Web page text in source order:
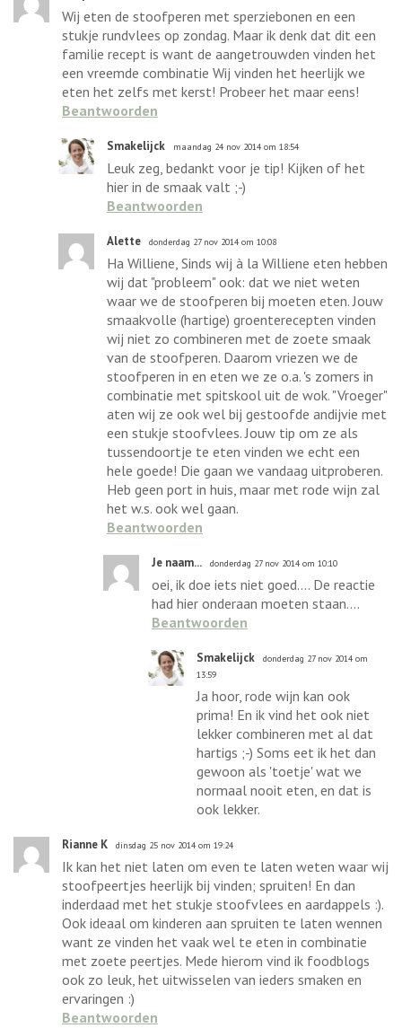
Wij eten de stoofperen met sperziebonen en een
stukje rundvlees op zondag. Maar ik denk dat dit een
familie recept is want de aangetrouwden vinden het
een vreemde combinatie Wij vinden het heerlijk we
eten het zelfs met kerst! Probeer het maar eens!
Beantwoorden
Smakelijck maandag 24 nov 2014 om 18:54
Leuk zeg, bedankt voor je tip! Kijken of het
hier in de smaak valt ;-)
Beantwoorden
Alette donderdag 27 nov 2014 om 10:08
Ha Williene, Sinds wij à la Williene eten hebben
wij dat "probleem" ook: dat we niet weten
waar we de stoofperen bij moeten eten. Jouw
smaakvolle (hartige) groenterecepten vinden
wij niet zo combineren met de zoete smaak
van de stoofperen. Daarom vriezen we de
stoofperen in en eten we ze o.a. 's zomers in
combinatie met spitskool uit de wok. "Vroeger"
aten wij ze ook wel bij gestoofde andijvie met
een stukje stoofvlees. Jouw tip om ze als
tussendoortje te eten vinden we echt een
hele goede! Die gaan we vandaag uitproberen.
Heb geen port in huis, maar met rode wijn zal
het w.s. ook wel gaan.
Beantwoorden
Je naam... donderdag 27 nov 2014 om 10:10
oei, ik doe iets niet goed.... De reactie
had hier onderaan moeten staan....
Beantwoorden
Smakelijck
donderdag 27 nov 2014 om
13:59
Ja hoor, rode wijn kan ook
prima! En ik vind het ook niet
lekker combineren met al dat
hartigs ;-) Soms eet ik het dan
gewoon als 'toetje' wat we
normaal nooit eten, en dat is
ook lekker.
Rianne K dinsdag 25 nov 2014 om 19:24
Ik kan het niet laten om even te laten weten waar wij
stoofpeertjes heerlijk bij vinden; spruiten! En dan
inderdaad met het stukje stoofvlees en aardappels :).
Ook ideaal om kinderen aan spruiten te laten wennen
want ze vinden het vaak wel te eten in combinatie
met zoete peertjes. Mede hierom vind ik foodblogs
ook zo leuk, het uitwisselen van ieders smaken en
ervaringen :)
Beantwoorden